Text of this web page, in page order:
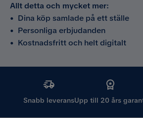
Allt detta och mycket mer:
• Dina köp samlade på ett ställe
• Personliga erbjudanden
• Kostnadsfritt och helt digitalt
Snabb leveransUpp till 20 års